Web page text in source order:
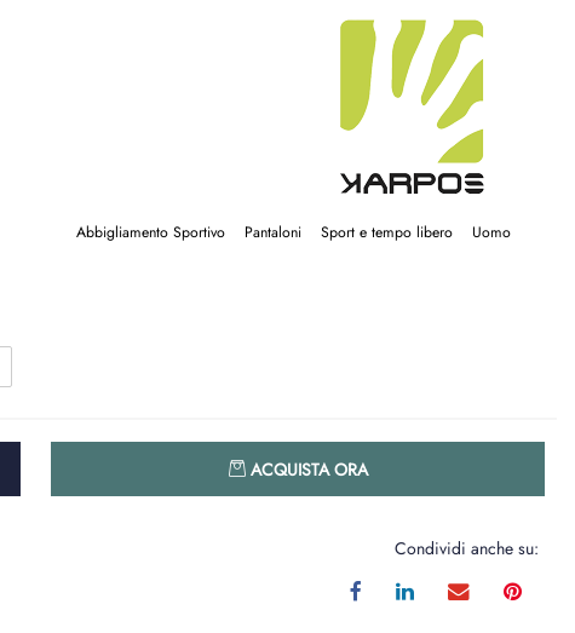
Abbigliamento Sportivo Pantaloni Sport e tempo libero Uomo
ACQUISTA ORA
Condividi anche su: